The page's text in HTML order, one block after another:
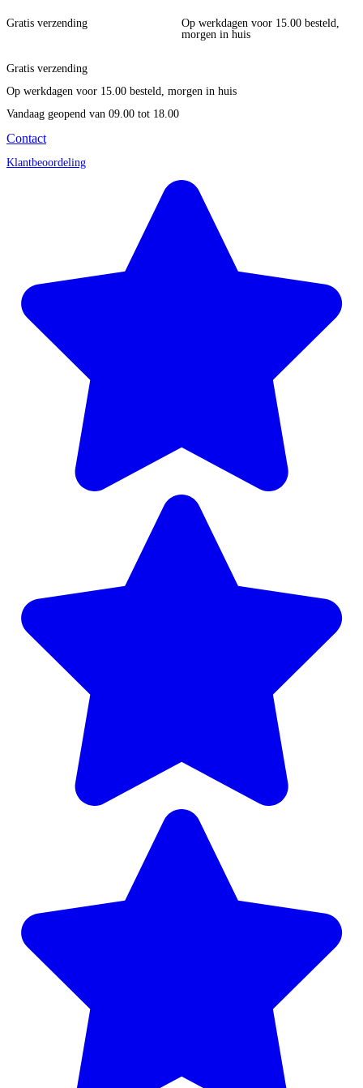
Gratis verzending
Op werkdagen voor 15.00 besteld,
morgen in huis
Gratis verzending
Op werkdagen voor 15.00 besteld, morgen in huis
Vandaag geopend van 09.00 tot 18.00
Contact
Klantbeoordeling